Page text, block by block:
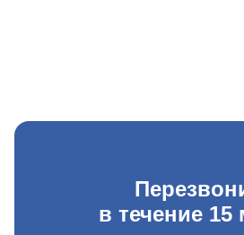
в течение 15